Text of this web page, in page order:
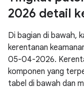
2026 detail
Di bagian di bawah,
kerentanan
05-04-2026.
komponen yang
tabel di bawah dan